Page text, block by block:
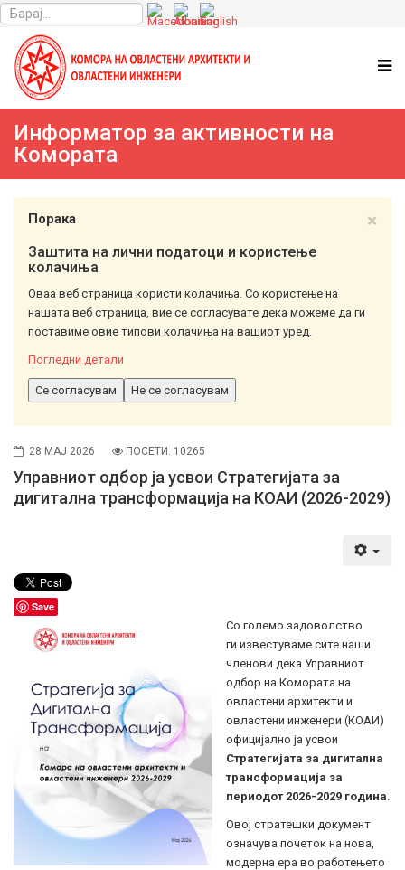
Информатор за активности на
Комората
×
Порака
Заштита на лични податоци и користење
колачиња
Оваа веб страница користи колачиња. Со користење на
нашата веб страница, вие се согласувате дека можеме да ги
поставиме овие типови колачиња на вашиот уред.
Погледни детали
Се согласувам Не се согласувам
28 МАЈ 2026 ПОСЕТИ: 10265
Управниот одбор ја усвои Стратегијата за
дигитална трансформација на КОАИ (2026-2029)
Save
Со големо задоволство
ги известуваме сите наши
членови дека Управниот
одбор на Комората на
овластени архитекти и
овластени инженери (КОАИ)
официјално ја усвои
Стратегијата за дигитална
трансформација за
периодот 2026-2029 година.
Овој стратешки документ
означува почеток на нова,
модерна ера во работењето